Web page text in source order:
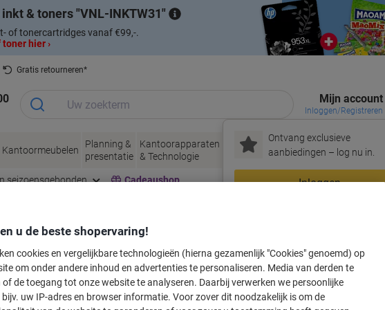
inkt & toners VNL-INKTW31
of tonercartridges vanaf €99,-.
hier ›
Gratis retourneren*
Mijn account
Inloggen/Registreren
Ontvang exclusieve
aanbiedingen – log nu in.
Inloggen
Kantoormeubelen
Planning &
presentatie
Kantoorapparaten
& Technologie
Inkt &
Toner
Papier, Enveloppen
& Verpakken
seizoensgebonden Cadeaushop Snel
voor uw printer
Kies merk, reeks en model uit de opties hieronder
u de beste shopervaring!
cookies en vergelijkbare technologieën (hierna gezamenlijk "Cookies" genoemd) op
om onder andere inhoud en advertenties te personaliseren. Media van derden te
of de toegang tot onze website te analyseren. Daarbij verwerken we persoonlijke
bijv. uw IP-adres en browser informatie. Voor zover dit noodzakelijk is om de